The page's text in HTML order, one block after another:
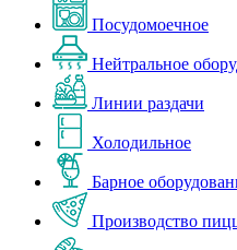
Посудомоечное
Нейтральное
Линии раздачи
Холодильное
Барное
Производство